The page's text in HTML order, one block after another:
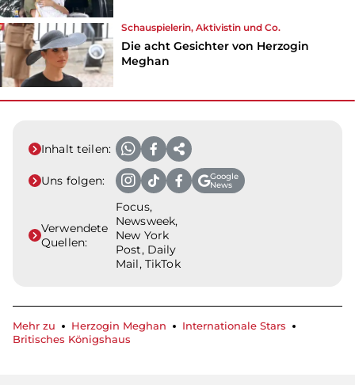
Schauspielerin, Aktivistin und Co.
Die acht Gesichter von Herzogin
Meghan
Inhalt teilen:
Uns folgen:
Google
News
Verwendete
Quellen:
Focus,
Newsweek,
New York
Post, Daily
Mail, TikTok
Mehr zu Herzogin Meghan
Internationale Stars
Britisches Königshaus